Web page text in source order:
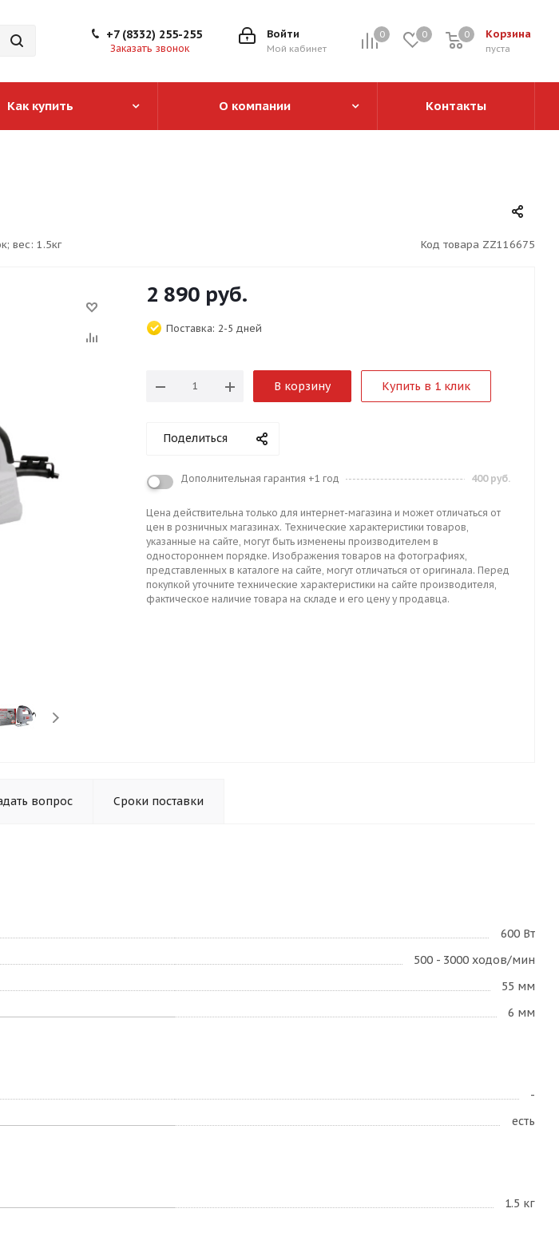
0 0 Корзина
0
пуста
0
Войти
Мой кабинет
+7 (8332) 255-255
Заказать звонок
Как купить О компании Контакты
вес: 1.5кг Код товара ZZ116675
2 890 руб.
Поставка: 2-5 дней
В корзину Купить в 1 клик
Поделиться
Дополнительная гарантия +1 год 400 руб.
Цена действительна только для интернет-магазина и может отличаться от
цен в розничных магазинах. Технические характеристики товаров,
указанные на сайте, могут быть изменены производителем в
одностороннем порядке. Изображения товаров на фотографиях,
представленных в каталоге на сайте, могут отличаться от оригинала. Перед
покупкой уточните технические характеристики на сайте производителя,
фактическое наличие товара на складе и его цену у продавца.
вопрос Сроки поставки
600 Вт
500 - 3000 ходов/мин
55 мм
6 мм
-
есть
1.5 кг